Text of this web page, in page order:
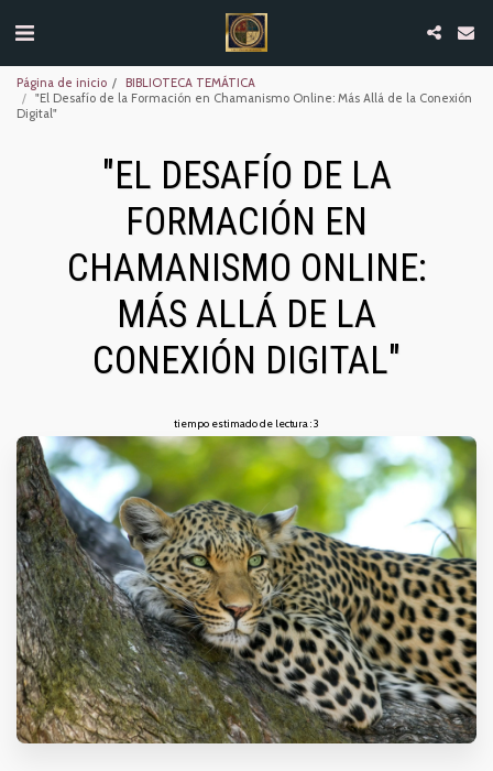
Página de inicio
BIBLIOTECA TEMÁTICA
"El Desafío de la Formación en Chamanismo Online: Más Allá de la Conexión
Digital"
"EL DESAFÍO DE LA
FORMACIÓN EN
CHAMANISMO ONLINE:
MÁS ALLÁ DE LA
CONEXIÓN DIGITAL"
tiempo estimado de lectura : 3